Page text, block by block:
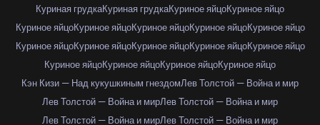
Куриная грудкаКуриная грудкаКуриное яйцоКуриное яйцо
Куриное яйцоКуриное яйцоКуриное яйцоКуриное яйцоКуриное яйцо
Куриное яйцоКуриное яйцоКуриное яйцоКуриное яйцоКуриное яйцо
Куриное яйцоКуриное яйцоКуриное яйцоКуриное яйцо
Кэн Кизи — Над кукушкиным гнездомЛев Толстой — Война и мир
Лев Толстой — Война и мирЛев Толстой — Война и мир
Лев Толстой — Война и мирЛев Толстой — Война и мир